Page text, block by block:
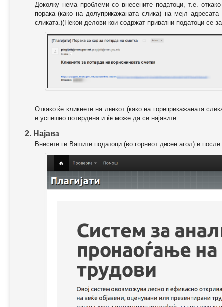
Доколку нема проблеми со внесените податоци, т.е.
порака (како на долуприкажаната слика) на мејл
сликата.)(Некои делови кои содржат приватни податоци се
Откако ќе кликнете на линкот (како на гореприкажаната
е успешно потврдена и ќе може да се најавите.
2. Најава
Внесете ги Вашите податоци (во горниот десен агол) и